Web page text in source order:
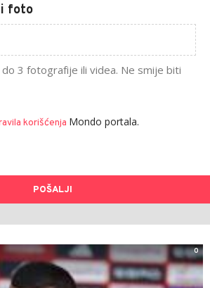
foto
3 fotografije ili videa. Ne smije biti
korišćenja Mondo portala.
POŠALJI
0